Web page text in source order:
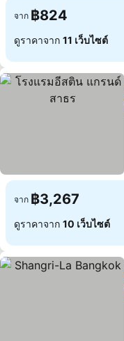
จาก ฿824
ดูราคาจาก 11 เว็บไซต์
จาก ฿3,267
ดูราคาจาก 10 เว็บไซต์